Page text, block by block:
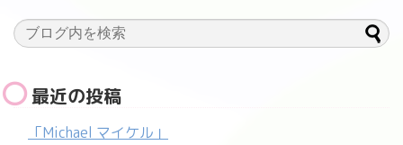
最近の投稿
「Michael マイケル」